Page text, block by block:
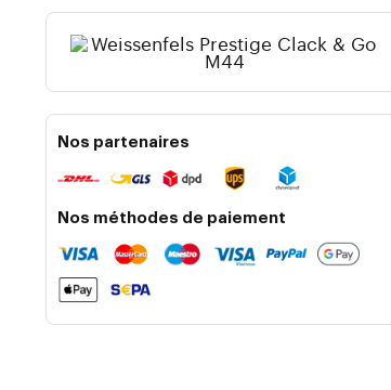
Nos partenaires
Nos méthodes de paiement